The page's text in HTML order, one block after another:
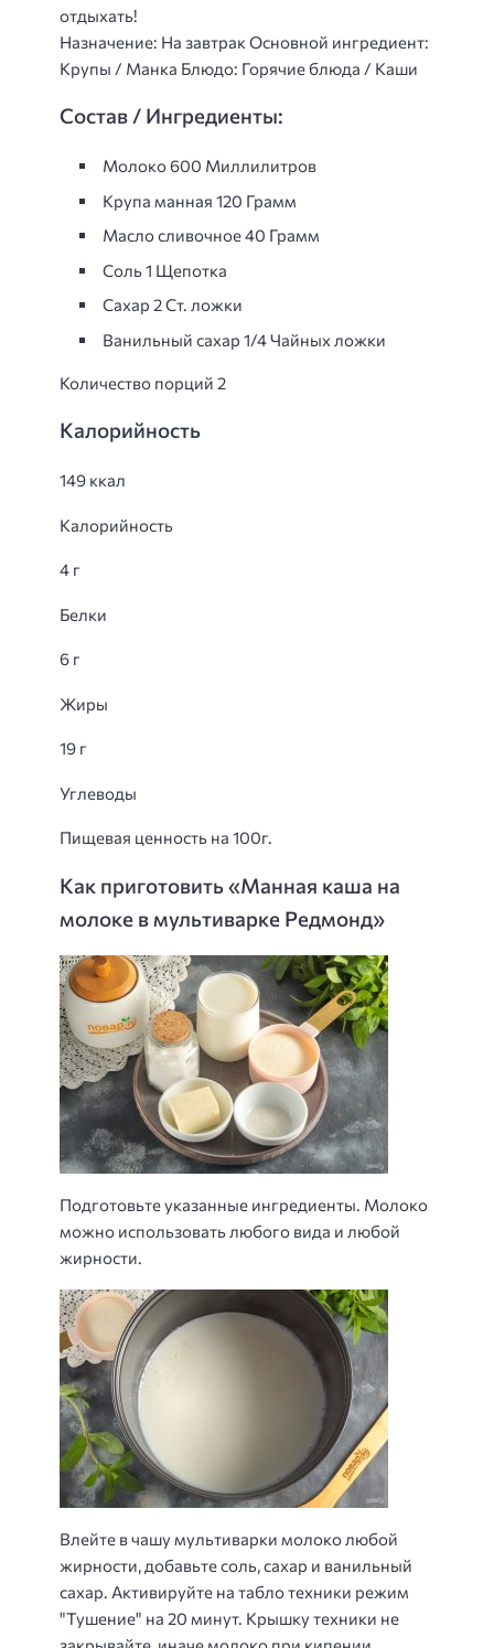
отдыхать!
Назначение: На завтрак Основной ингредиент:
Крупы / Манка Блюдо: Горячие блюда / Каши
Состав / Ингредиенты:
Молоко 600 Миллилитров
Крупа манная 120 Грамм
Масло сливочнoe 40 Грамм
Соль 1 Щепотка
Сахар 2 Ст. ложки
Ванильный сахар 1/4 Чайных ложки
Количество порций 2
Калорийность
149 ккал
Калорийность
4 г
Белки
6 г
Жиры
19 г
Углеводы
Пищевая ценность на 100г.
Как приготовить «Манная каша на
молоке в мультиварке Редмонд»
Подготовьте указанные ингредиенты. Молоко
можно использовать любого вида и любой
жирности.
Влейте в чашу мультиварки молоко любой
жирности, добавьте соль, сахар и ванильный
сахар. Активируйте на табло техники режим
"Тушение" на 20 минут. Крышку техники не